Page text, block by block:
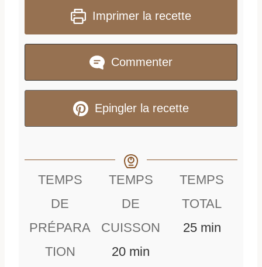
Imprimer la recette
Commenter
Epingler la recette
TEMPS
DE
PRÉPARA
TION
TEMPS
DE
CUISSON
20mmin
TEMPS
TOTAL
25mmin